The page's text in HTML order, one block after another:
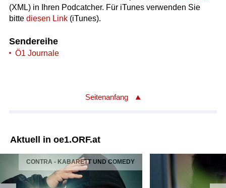
(XML) in Ihren Podcatcher. Für iTunes verwenden Sie
bitte diesen Link(iTunes).
Sendereihe
Ö1 Journale
Seitenanfang
Aktuell in oe1.ORF.at
CONTRA - KABARETT UND COMEDY